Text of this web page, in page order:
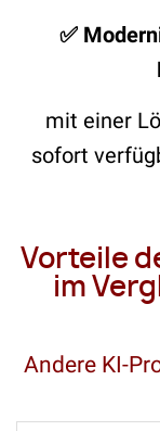
✅
mit einer
sofort
Vorteile
im
Andere KI-